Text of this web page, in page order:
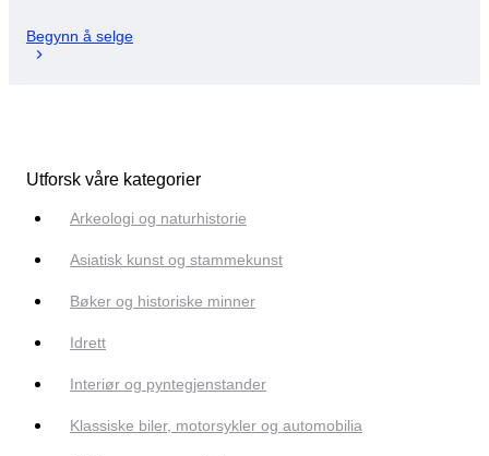
Begynn å selge
Utforsk våre kategorier
Arkeologi og naturhistorie
Asiatisk kunst og stammekunst
Bøker og historiske minner
Idrett
Interiør og pyntegjenstander
Klassiske biler, motorsykler og automobilia